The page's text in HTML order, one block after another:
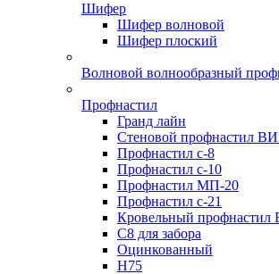
Шифер
Шифер волновой
Шифер плоский
Волновой волнообразный
Профнастил
Гранд лайн
Стеновой профнастил
Профнастил с-8
Профнастил с-10
Профнастил МП-20
Профнастил с-21
Кровельный
С8 для забора
Оцинкованный
Н75